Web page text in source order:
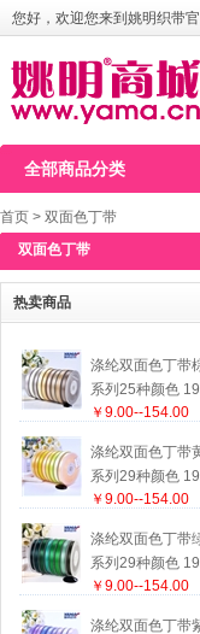
您好，欢迎您来到姚明织带官
全部商品分类
首页 > 双面色丁带
双面色丁带
热卖商品
涤纶双面色丁带
系列25种颜色
尺寸
￥9.00--154.00
涤纶双面色丁带
系列29种颜色
尺寸
￥9.00--154.00
涤纶双面色丁带
系列29种颜色
尺寸
￥9.00--154.00
涤纶双面色丁带